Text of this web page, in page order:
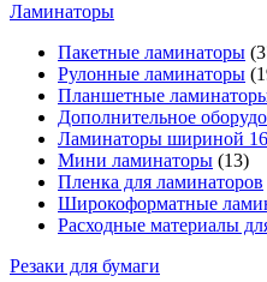
Ламинаторы
Пакетные ламинаторы
Рулонные ламинаторы
Планшетные
Дополнительное
Ламинаторы шириной
Мини ламинаторы (13)
Пленка для ламинаторов
Широкоформатные
Расходные материалы
Резаки для бумаги